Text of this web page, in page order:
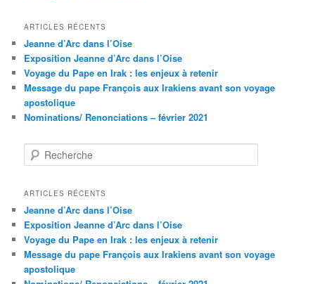
ARTICLES RÉCENTS
Jeanne d’Arc dans l’Oise
Exposition Jeanne d’Arc dans l’Oise
Voyage du Pape en Irak : les enjeux à retenir
Message du pape François aux Irakiens avant son voyage
apostolique
Nominations/ Renonciations – février 2021
e
h
r
c
h
e
ARTICLES RÉCENTS
Jeanne d’Arc dans l’Oise
Exposition Jeanne d’Arc dans l’Oise
Voyage du Pape en Irak : les enjeux à retenir
Message du pape François aux Irakiens avant son voyage
apostolique